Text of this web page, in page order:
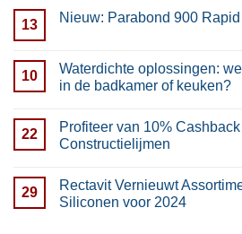
13 Nieuw: Parabond 900
10
Waterdichte oplossingen:
in de badkamer of keuken?
22
Profiteer van 10%
Constructielijmen
29
Rectavit Vernieuwt
Siliconen voor 2024